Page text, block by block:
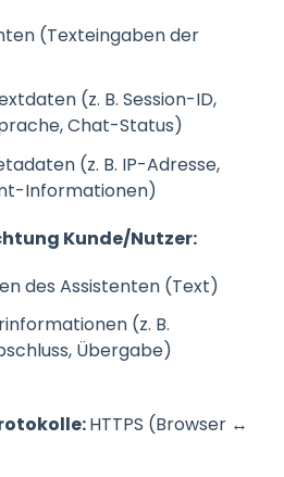
(Texteingaben der
(z. B. Session-ID,
Chat-Status)
(z. B. IP-Adresse,
Informationen)
Kunde/Nutzer:
des Assistenten (Text)
(z. B.
Übergabe)
HTTPS (Browser ↔